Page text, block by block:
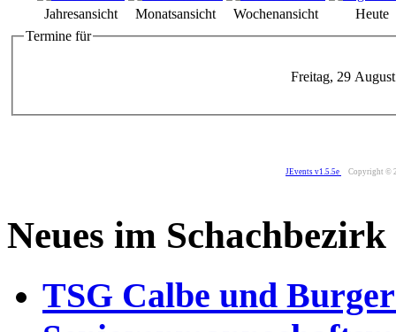
Jahresansicht Monatsansicht Wochenansicht
Heute
Termine für
Freitag, 29
JEvents v1.5.5e Copyright ©
Neues im Schachbezirk
TSG Calbe und